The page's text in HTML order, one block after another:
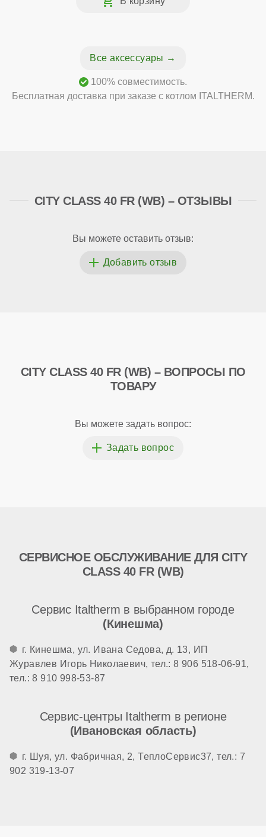
Все аксессуары
100% совместимость.
Бесплатная доставка при заказе с котлом ITALTHERM.
CITY CLASS 40 FR (WB) – ОТЗЫВЫ
Вы можете оставить отзыв:
CITY CLASS 40 FR (WB) – ВОПРОСЫ ПО
ТОВАРУ
Вы можете задать вопрос:
СЕРВИСНОЕ ОБСЛУЖИВАНИЕ ДЛЯ CITY
CLASS 40 FR (WB)
Сервис Italtherm в выбранном городе
(Кинешма)
г. Кинешма, ул. Ивана Седова, д. 13, ИП
Журавлев Игорь Николаевич, тел.: 8 906 518-06-91,
тел.: 8 910 998-53-87
Сервис-центры Italtherm в регионе
(Ивановская область)
г. Шуя, ул. Фабричная, 2, ТеплоСервис37, тел.: 7
902 319-13-07